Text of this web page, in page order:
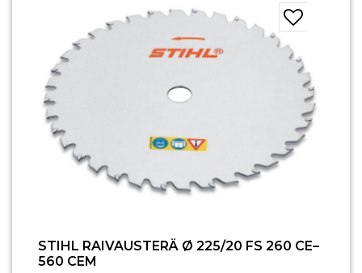
STIHL RAIVAUSTERÄ Ø 225/20 FS 260 CE–
560 CEM